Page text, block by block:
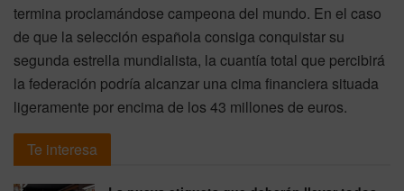
termina proclamándose campeona del mundo. En el caso
de que la selección española consiga conquistar su
segunda estrella mundialista, la cuantía total que percibirá
la federación podría alcanzar una cima financiera situada
ligeramente por encima de los 43 millones de euros.
Te interesa